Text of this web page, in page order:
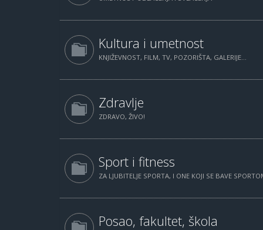
Kultura i umetnost
KNJIŽEVNOST, FILM, TV, POZORIŠTA, GALERIJE...
Zdravlje
ZDRAVO, ŽIVO!
Sport i fitness
ZA LJUBITELJE SPORTA, I ONE KOJI SE BAVE
Posao, fakultet, škola